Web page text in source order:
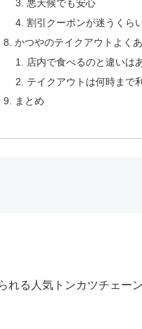
悪天候でも安心
割引クーポンが迷うくら
かつやのテイクアウトよく
店内で食べるのと違いは
テイクアウトは何時まで
まとめ
れる人気トンカツチェーン